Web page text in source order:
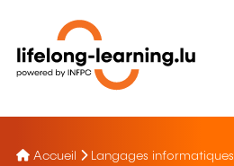
Accueil Langages informatiques